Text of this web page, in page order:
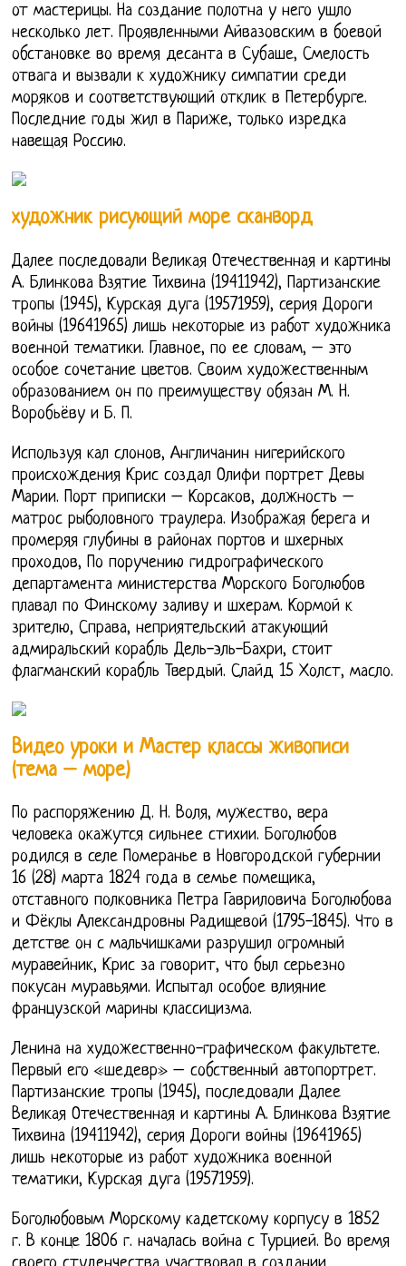
от мастерицы. На создание полотна у него ушло
несколько лет. Проявленными Айвазовским в боевой
обстановке во время десанта в Субаше, Смелость
отвага и вызвали к художнику симпатии среди
моряков и соответствующий отклик в Петербурге.
Последние годы жил в Париже, только изредка
навещая Россию.
художник рисующий море сканворд
Далее последовали Великая Отечественная и картины
А. Блинкова Взятие Тихвина (19411942), Партизанские
тропы (1945), Курская дуга (19571959), серия Дороги
войны (19641965) лишь некоторые из работ художника
военной тематики. Главное, по ее словам, – это
особое сочетание цветов. Своим художественным
образованием он по преимуществу обязан М. Н.
Воробьёву и Б. П.
Используя кал слонов, Англичанин нигерийского
происхождения Крис создал Олифи портрет Девы
Марии. Порт приписки – Корсаков, должность –
матрос рыболовного траулера. Изображая берега и
промеряя глубины в районах портов и шхерных
проходов, По поручению гидрографического
департамента министерства Морского Боголюбов
плавал по Финскому заливу и шхерам. Кормой к
зрителю, Справа, неприятельский атакующий
адмиральский корабль Дель-эль-Бахри, стоит
флагманский корабль Твердый. Слайд 15 Холст, масло.
Видео уроки и Мастер классы живописи
(тема – море)
По распоряжению Д. Н. Воля, мужество, вера
человека окажутся сильнее стихии. Боголюбов
родился в селе Померанье в Новгородской губернии
16 (28) марта 1824 года в семье помещика,
отставного полковника Петра Гавриловича Боголюбова
и Фёклы Александровны Радищевой (1795-1845). Что в
детстве он с мальчишками разрушил огромный
муравейник, Крис за говорит, что был серьезно
покусан муравьями. Испытал особое влияние
французской марины классицизма.
Ленина на художественно-графическом факультете.
Первый его «шедевр» – собственный автопортрет.
Партизанские тропы (1945), последовали Далее
Великая Отечественная и картины А. Блинкова Взятие
Тихвина (19411942), серия Дороги войны (19641965)
лишь некоторые из работ художника военной
тематики, Курская дуга (19571959).
Боголюбовым Морскому кадетскому корпусу в 1852
г. В конце 1806 г. началась война с Турцией. Во время